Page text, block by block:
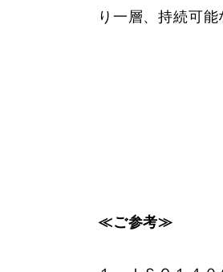
り一層、持続可
≪ご参考≫